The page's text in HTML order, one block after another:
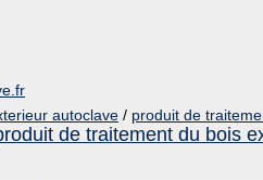
autoclave / produit de
de traitement du bois